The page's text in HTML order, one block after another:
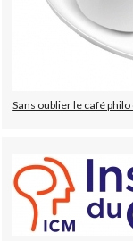
Sans oublier le café